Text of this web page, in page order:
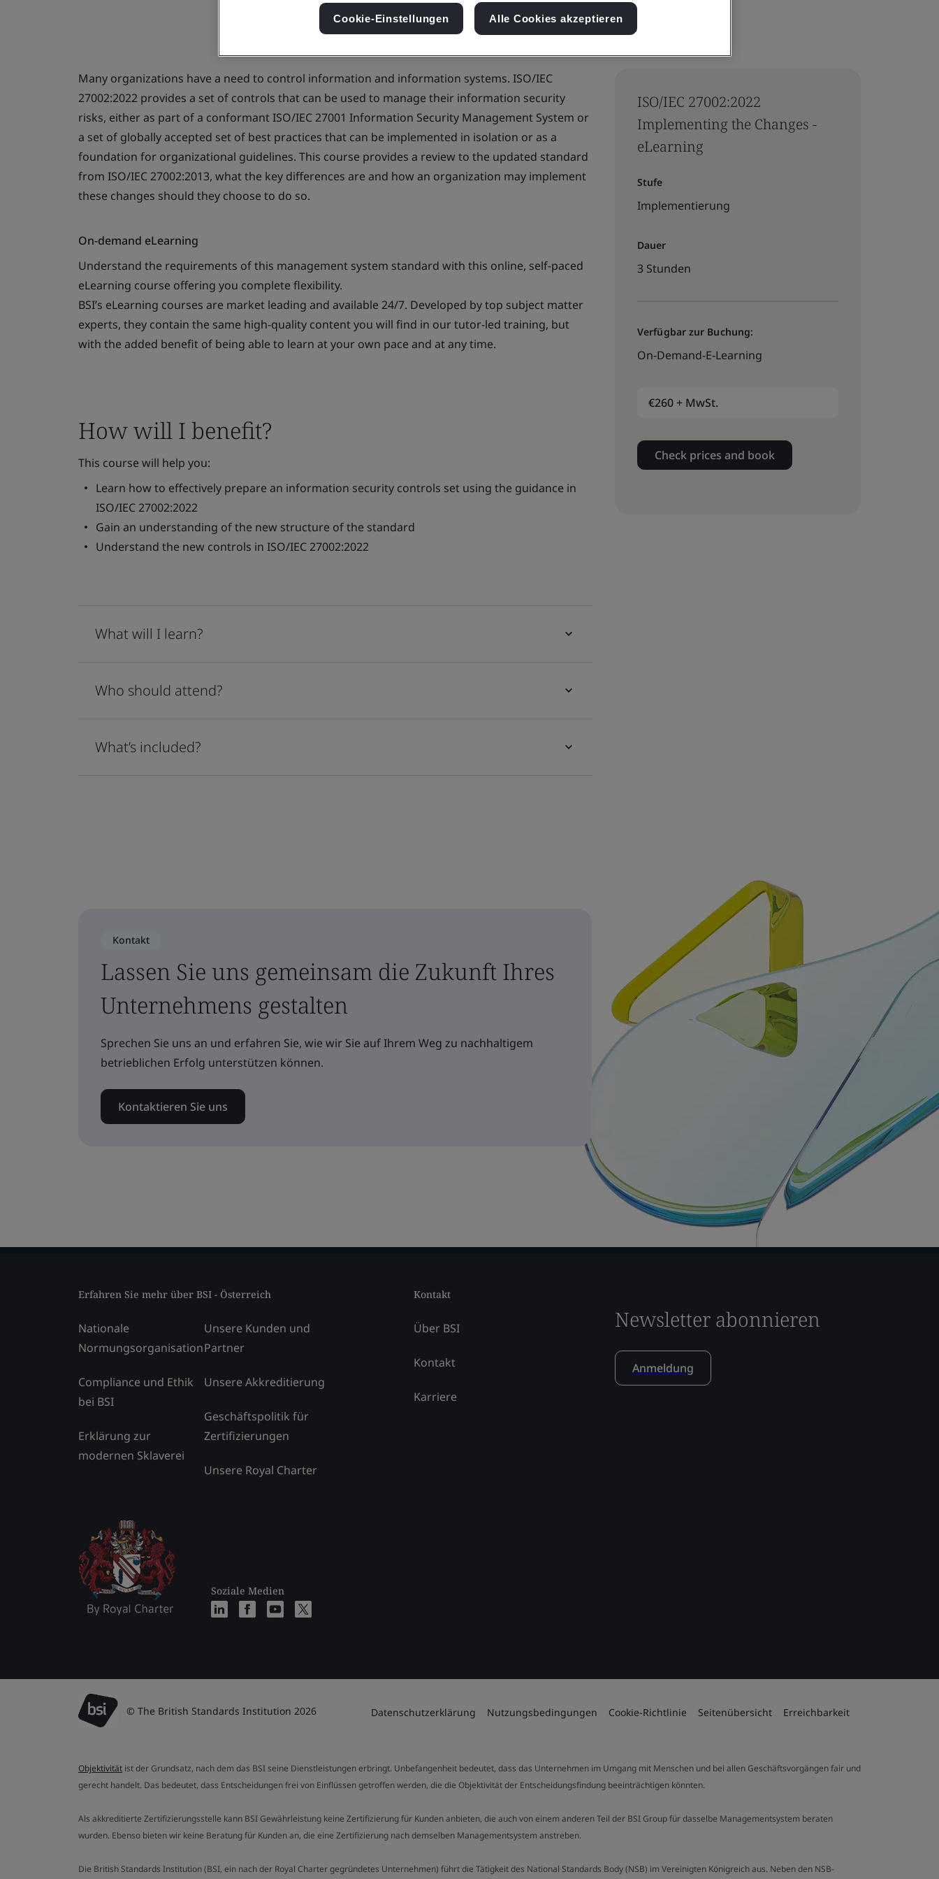
ISO/IEC 27002:2022
Implementing the Changes -
eLearning
Stufe
Implementierung
Dauer
3 Stunden
Verfügbar zur Buchung:
On-Demand-E-Learning
€260 + MwSt.
Check prices and book
Many organizations have a need to control information and information systems. ISO/IEC
27002:2022 provides a set of controls that can be used to manage their information security
risks, either as part of a conformant ISO/IEC 27001 Information Security Management System or
a set of globally accepted set of best practices that can be implemented in isolation or as a
foundation for organizational guidelines. This course provides a review to the updated standard
from ISO/IEC 27002:2013, what the key differences are and how an organization may implement
these changes should they choose to do so.
On-demand eLearning
Understand the requirements of this management system standard with this online, self-paced
eLearning course offering you complete flexibility.
BSI’s eLearning courses are market leading and available 24/7. Developed by top subject matter
experts, they contain the same high-quality content you will find in our tutor-led training, but
with the added benefit of being able to learn at your own pace and at any time.
How will I benefit?
This course will help you:
Learn how to effectively prepare an information security controls set using the guidance in
ISO/IEC 27002:2022
Gain an understanding of the new structure of the standard
Understand the new controls in ISO/IEC 27002:2022
What will I learn?
Who should attend?
What’s included?
Kontakt
Lassen Sie uns gemeinsam die Zukunft Ihres
Unternehmens gestalten
Sprechen Sie uns an und erfahren Sie, wie wir Sie auf Ihrem Weg zu nachhaltigem
betrieblichen Erfolg unterstützen können.
Kontaktieren Sie uns
Erfahren Sie mehr über BSI - Österreich
Nationale
Normungsorganisation
Compliance und Ethik
bei BSI
Erklärung zur
modernen Sklaverei
Unsere Kunden und
Partner
Unsere Akkreditierung
Geschäftspolitik für
Zertifizierungen
Unsere Royal Charter
Soziale Medien
Kontakt
Über BSI
Kontakt
Karriere
Newsletter abonnieren
Anmeldung
© The British Standards Institution 2026 Datenschutzerklärung Nutzungsbedingungen Cookie-Richtlinie Seitenübersicht Erreichbarkeit
Objektivität ist der Grundsatz, nach dem das BSI seine Dienstleistungen erbringt. Unbefangenheit bedeutet, dass das Unternehmen im Umgang mit Menschen und bei allen Geschäftsvorgängen fair und
gerecht handelt. Das bedeutet, dass Entscheidungen frei von Einflüssen getroffen werden, die die Objektivität der Entscheidungsfindung beeinträchtigen könnten.
Als akkreditierte Zertifizierungsstelle kann BSI Gewährleistung keine Zertifizierung für Kunden anbieten, die auch von einem anderen Teil der BSI Group für dasselbe Managementsystem beraten
wurden. Ebenso bieten wir keine Beratung für Kunden an, die eine Zertifizierung nach demselben Managementsystem anstreben.
Die British Standards Institution (BSI, ein nach der Royal Charter gegründetes Unternehmen) führt die Tätigkeit des National Standards Body (NSB) im Vereinigten Königreich aus. Neben den NSB-
Cookie-Einstellungen Alle Cookies akzeptieren